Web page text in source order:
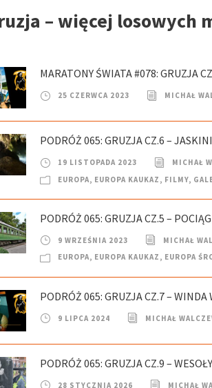
– więcej losowych
MARATONY ŚWIATA #078: GRUZJA
25 CZERWCA 2023 MICHAŁ
PODRÓŻ 065: GRUZJA CZ.6 –
19 LISTOPADA 2023
MICHAŁ
EUROPA, EUROPA KAUKAZ , FILMY,
PODRÓŻ 065: GRUZJA CZ.5 –
9 WRZEŚNIA 2023
MICHAŁ
EUROPA, EUROPA KAUKAZ , EUROPA
PODRÓŻ 065: GRUZJA CZ.7 –
9 LIPCA 2024 MICHAŁ
PODRÓŻ 065: GRUZJA CZ.9 –
28 STYCZNIA 2026 MICHAŁ